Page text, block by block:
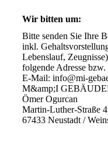
Wir bitten um:
Bitte senden Sie Ihre
inkl.
Lebenslauf,
folgende Adresse
E-Mail: info@mi-
M&amp;I
Ömer Ogurcan
Martin-Luther-Straße
67433 Neustadt /